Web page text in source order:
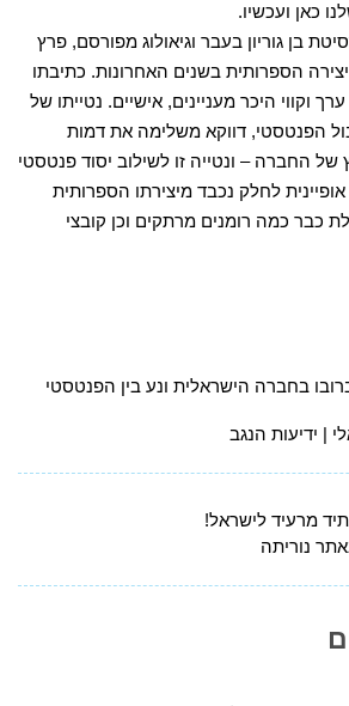
כאן ועכשיו.
בן גוריון בעבר וגיאולוג מפורסם, פרץ
הספרותית בשנים האחרונות. כתיבתו
וקווי היכר מעניינים, אישיים. נטייתו של
הפנטסטי, דווקא משלימה את דמות
של החברה – ונטייה זו לשילוב יסוד פנטסטי
לחלק נכבד מיצירתו הספרותית
כבר כמה רומנים מרתקים וכן קובצי
בחברה הישראלית ונע בין הפנטסטי
| ידיעות הנגב
מרעיד לישראל!
נוריתה